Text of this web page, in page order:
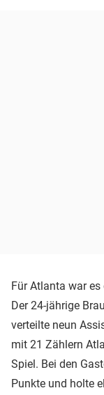
Für Atlanta war
Der 24-jährige
verteilte neun
mit 21 Zählern
Spiel. Bei den
Punkte und holte